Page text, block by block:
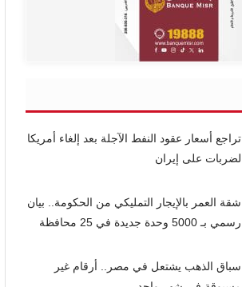
تراجع أسعار عقود النفط الآجلة بعد إلغاء أمريكا
لضربات على إيران
شقة العمر بالإيجار التمليكي من الحكومة.. بيان
رسمي بـ 5000 وحدة جديدة في 25 محافظة
سباق الذهب يشتعل في مصر.. أرقام غير